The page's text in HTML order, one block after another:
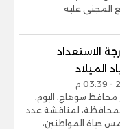
المجنى عليه
الاستعداد
الميلاد
محافظ سوهاج، اليوم،
لمناقشة عدد
حياة المواطنين،